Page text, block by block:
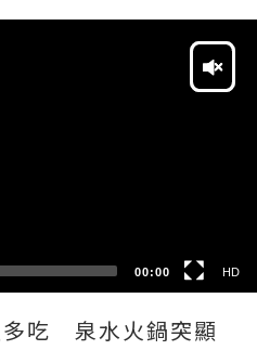
00:00 HD
多吃 泉水火鍋突顯